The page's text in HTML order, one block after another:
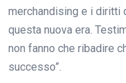
merchandising e i diritti
questa nuova era.
non fanno che ribadire
successo”.